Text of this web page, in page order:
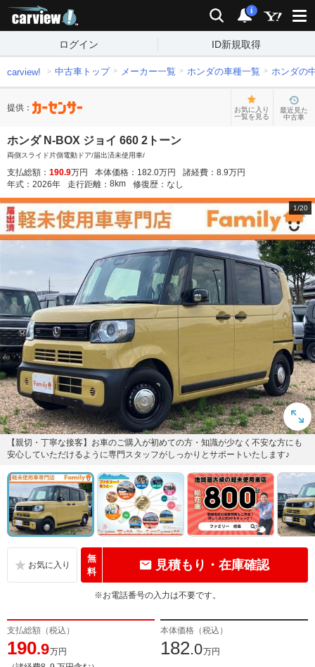
検索 通知
i
ログイン ID新規取得
carview! 中古車トップ メーカー一覧 ホンダの車種一覧 ホンダの
提供：
お気に入り
一覧を見る
最近見た
中古車
ホンダ N-BOX ジョイ 660 2トーン
両側スライド片側電動ドア/届出済未使用車/
支払総額： 190.9万円 本体価格： 182.0万円 諸経費： 8.9万円
年式： 2026年 走行距離： 8km 修復歴： なし
1/20
【親切・丁寧な接客】お車のご購入が初めての方・知識が少なく不安な方にも
安心していただけるように専門スタッフがしっかりとサポートいたします♪
無
料
見積もり・在庫確認
※お電話番号の入力は不要です。
支払総額（税込）
190.9万円
本体価格（税込）
182.0万円